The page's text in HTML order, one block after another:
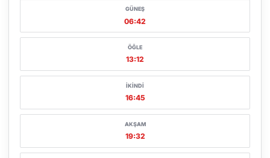
GÜNEŞ
06:42
ÖĞLE
13:12
İKINDI
16:45
AKŞAM
19:32